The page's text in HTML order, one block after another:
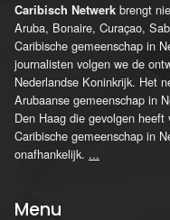
Caribisch Netwerk brengt
Aruba, Bonaire, Curaçao,
Caribische gemeenschap in
journalisten volgen we de
Nederlandse Koninkrijk. Het
Arubaanse gemeenschap in
Den Haag die gevolgen
Caribische gemeenschap in
onafhankelijk. ...
Menu